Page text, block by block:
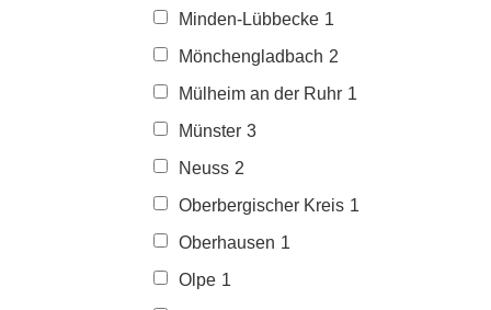
Minden-Lübbecke 1
Mönchengladbach 2
Mülheim an der Ruhr 1
Münster 3
Neuss 2
Oberbergischer Kreis 1
Oberhausen 1
Olpe 1